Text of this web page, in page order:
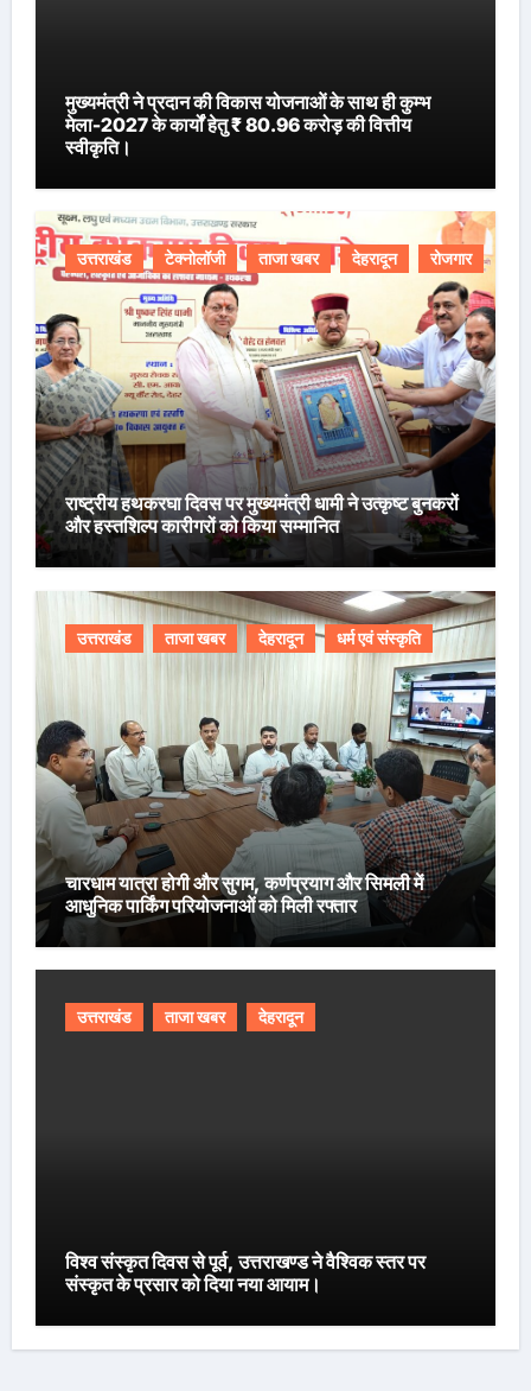
मुख्यमंत्री ने प्रदान की विकास योजनाओं के साथ ही कुम्भ
मेला-2027 के कार्यों हेतु ₹ 80.96 करोड़ की वित्तीय
स्वीकृति।
उत्तराखंड टेक्नोलॉजी ताजा खबर देहरादून रोजगार
राष्ट्रीय हथकरघा दिवस पर मुख्यमंत्री धामी ने उत्कृष्ट बुनकरों
और हस्तशिल्प कारीगरों को किया सम्मानित
उत्तराखंड ताजा खबर देहरादून धर्म एवं संस्कृति
चारधाम यात्रा होगी और सुगम, कर्णप्रयाग और सिमली में
आधुनिक पार्किंग परियोजनाओं को मिली रफ्तार
उत्तराखंड ताजा खबर देहरादून
विश्व संस्कृत दिवस से पूर्व, उत्तराखण्ड ने वैश्विक स्तर पर
संस्कृत के प्रसार को दिया नया आयाम।